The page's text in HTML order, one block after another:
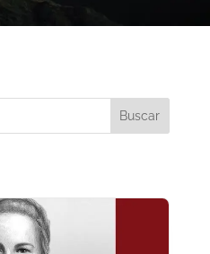
Buscar